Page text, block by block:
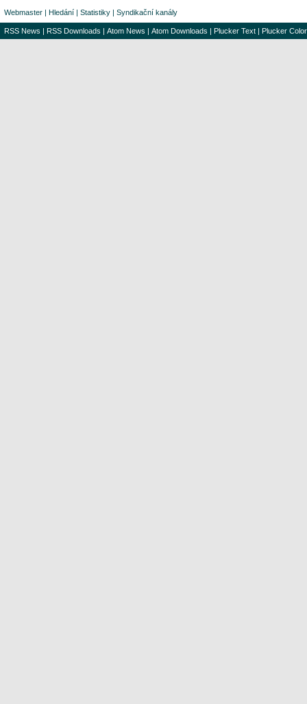
Webmaster | Hledání | Statistiky | Syndikační kanály
RSS News | RSS Downloads | Atom News | Atom Downloads | Plucker Text | Plucker Color